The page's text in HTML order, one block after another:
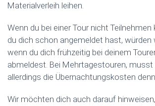
Materialverleih leihen.
Wenn du bei einer Tour nicht
du dich schon angemeldet hast, würden
wenn du dich frühzeitig bei deinem
abmeldest. Bei Mehrtagestouren, musst
allerdings die Übernachtungskosten
Wir möchten dich auch darauf